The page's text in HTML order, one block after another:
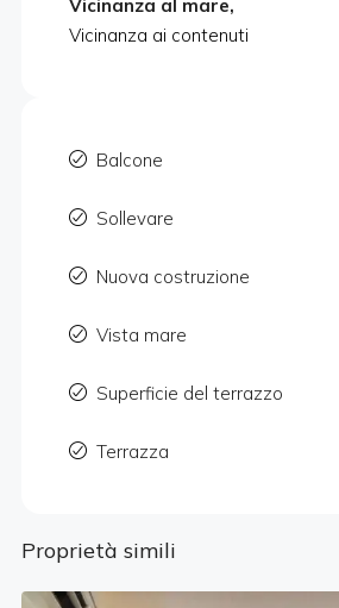
Vicinanza al mare,
Vicinanza ai contenuti
Balcone
Sollevare
Nuova costruzione
Vista mare
Superficie del terrazzo
Terrazza
Proprietà simili